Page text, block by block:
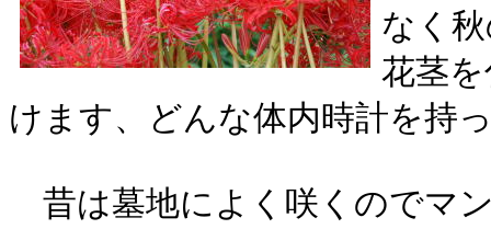
なく
花茎
けます、どんな体内時計を持
昔は墓地によく咲くのでマ